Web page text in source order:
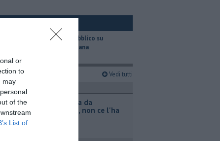
or
to
may
of the
List of
​Il trasporto pubblico su
gomma in Toscana
articoli Vedi tutti
Contagiata da
legionella, non ce l'ha